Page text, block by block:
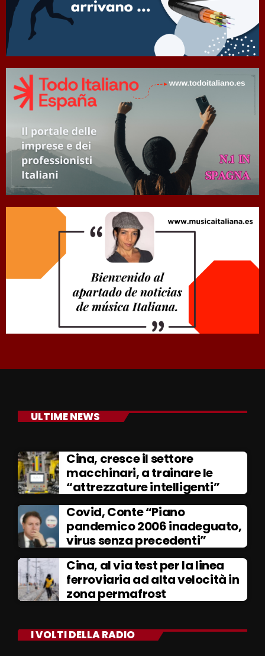
ULTIME NEWS
Cina, cresce il settore
macchinari, a trainare le
“attrezzature intelligenti”
Covid, Conte “Piano
pandemico 2006 inadeguato,
virus senza precedenti”
Cina, al via test per la linea
ferroviaria ad alta velocità in
zona permafrost
I VOLTI DELLA RADIO